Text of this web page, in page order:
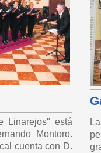
Linarejos" está
Montoro.
cuenta con D.